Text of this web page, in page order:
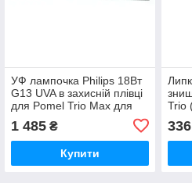
УФ лампочка Philips 18Вт
G13 UVA в захисній плівці
для Pomel Trio Max для
1 485₴
Купити
Trio
336